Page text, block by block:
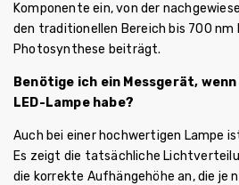
Komponente ein, von der
den traditionellen Bereich bis 700 nm
Photosynthese beiträgt.
Benötige ich ein Messgerät,
LED-Lampe habe?
Auch bei einer hochwertigen Lampe
Es zeigt die tatsächliche
die korrekte Aufhängehöhe an, die je